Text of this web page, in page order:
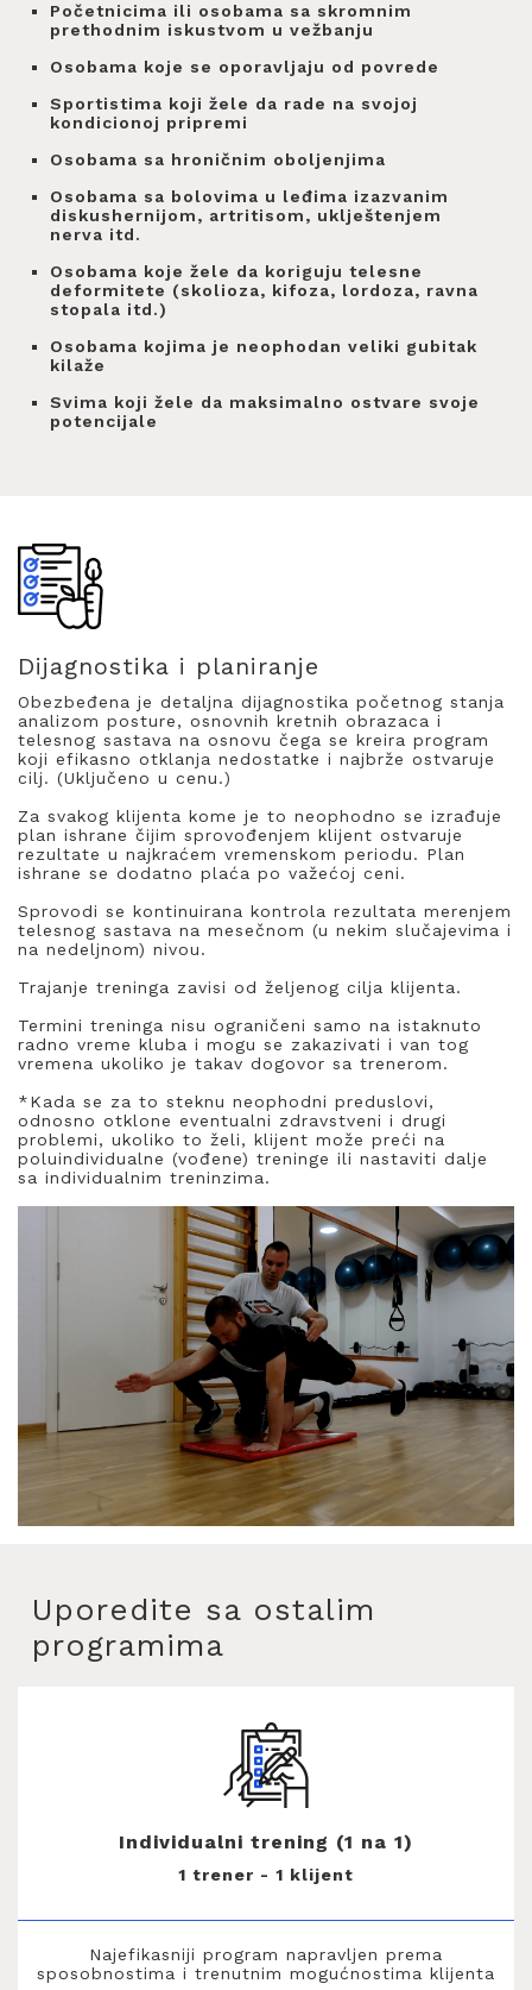
Početnicima ili osobama sa skromnim
prethodnim iskustvom u vežbanju
Osobama koje se oporavljaju od povrede
Sportistima koji žele da rade na svojoj
kondicionoj pripremi
Osobama sa hroničnim oboljenjima
Osobama sa bolovima u leđima izazvanim
diskushernijom, artritisom, uklještenjem
nerva itd.
Osobama koje žele da koriguju telesne
deformitete (skolioza, kifoza, lordoza, ravna
stopala itd.)
Osobama kojima je neophodan veliki gubitak
kilaže
Svima koji žele da maksimalno ostvare svoje
potencijale
Dijagnostika i planiranje
Obezbeđena je detaljna dijagnostika početnog stanja
analizom posture, osnovnih kretnih obrazaca i
telesnog sastava na osnovu čega se kreira program
koji efikasno otklanja nedostatke i najbrže ostvaruje
cilj. (Uključeno u cenu.)
Za svakog klijenta kome je to neophodno se izrađuje
plan ishrane čijim sprovođenjem klijent ostvaruje
rezultate u najkraćem vremenskom periodu. Plan
ishrane se dodatno plaća po važećoj ceni.
Sprovodi se kontinuirana kontrola rezultata merenjem
telesnog sastava na mesečnom (u nekim slučajevima i
na nedeljnom) nivou.
Trajanje treninga zavisi od željenog cilja klijenta.
Termini treninga nisu ograničeni samo na istaknuto
radno vreme kluba i mogu se zakazivati i van tog
vremena ukoliko je takav dogovor sa trenerom.
*Kada se za to steknu neophodni preduslovi,
odnosno otklone eventualni zdravstveni i drugi
problemi, ukoliko to želi, klijent može preći na
poluindividualne (vođene) treninge ili nastaviti dalje
sa individualnim treninzima.
Uporedite sa ostalim
programima
Individualni trening (1 na 1)
1 trener - 1 klijent
Najefikasniji program napravljen prema
sposobnostima i trenutnim mogućnostima klijenta